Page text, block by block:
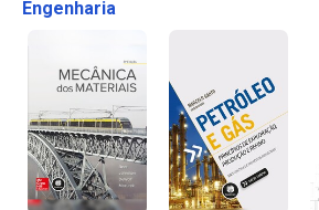
Engenharia